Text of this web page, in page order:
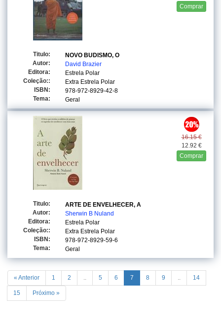
Comprar
Titulo:
NOVO BUDISMO, O
Autor:
David Brazier
Editora:
Estrela Polar
Coleção::
Extra Estrela Polar
ISBN:
978-972-8929-42-8
Tema:
Geral
16.15 €
12.92 €
Comprar
Titulo:
ARTE DE ENVELHECER, A
Autor:
Sherwin B Nuland
Editora:
Estrela Polar
Coleção::
Extra Estrela Polar
ISBN:
978-972-8929-59-6
Tema:
Geral
« Anterior 1 2 .. 5 6 7 8 9 .. 14
15 Próximo »